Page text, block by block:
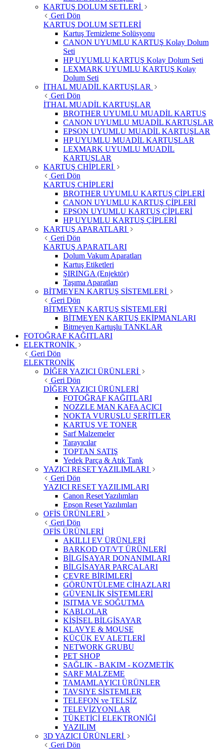
KARTUŞ DOLUM SETLERİ
Geri Dön
KARTUŞ DOLUM SETLERİ
Kartuş Temizleme Solüsyonu
CANON UYUMLU KARTUŞ Kolay Dolum
Seti
HP UYUMLU KARTUŞ Kolay Dolum Seti
LEXMARK UYUMLU KARTUŞ Kolay
Dolum Seti
İTHAL MUADİL KARTUŞLAR
Geri Dön
İTHAL MUADİL KARTUŞLAR
BROTHER UYUMLU MUADİL KARTUŞ
CANON UYUMLU MUADİL KARTUŞLAR
EPSON UYUMLU MUADİL KARTUŞLAR
HP UYUMLU MUADİL KARTUŞLAR
LEXMARK UYUMLU MUADİL
KARTUŞLAR
KARTUŞ CHİPLERİ
Geri Dön
KARTUŞ CHİPLERİ
BROTHER UYUMLU KARTUŞ ÇİPLERİ
CANON UYUMLU KARTUŞ ÇİPLERİ
EPSON UYUMLU KARTUŞ ÇİPLERİ
HP UYUMLU KARTUŞ ÇİPLERİ
KARTUŞ APARATLARI
Geri Dön
KARTUŞ APARATLARI
Dolum Vakum Aparatları
Kartuş Etiketleri
ŞIRINGA (Enjektör)
Taşıma Aparatları
BİTMEYEN KARTUŞ SİSTEMLERİ
Geri Dön
BİTMEYEN KARTUŞ SİSTEMLERİ
BİTMEYEN KARTUŞ EKİPMANLARI
Bitmeyen Kartuşlu TANKLAR
FOTOĞRAF KAĞITLARI
ELEKTRONİK
Geri Dön
ELEKTRONİK
DİĞER YAZICI ÜRÜNLERİ
Geri Dön
DİĞER YAZICI ÜRÜNLERİ
FOTOĞRAF KAĞITLARI
NOZZLE MAN KAFA AÇICI
NOKTA VURUŞLU ŞERİTLER
KARTUŞ VE TONER
Sarf Malzemeler
Tarayıcılar
TOPTAN SATIŞ
Yedek Parça & Atık Tank
YAZICI RESET YAZILIMLARI
Geri Dön
YAZICI RESET YAZILIMLARI
Canon Reset Yazılımları
Epson Reset Yazılımları
OFİS ÜRÜNLERİ
Geri Dön
OFİS ÜRÜNLERİ
AKILLI EV ÜRÜNLERİ
BARKOD OT/VT ÜRÜNLERİ
BİLGİSAYAR DONANIMLARI
BİLGİSAYAR PARÇALARI
ÇEVRE BİRİMLERİ
GÖRÜNTÜLEME CİHAZLARI
GÜVENLİK SİSTEMLERİ
ISITMA VE SOĞUTMA
KABLOLAR
KİŞİSEL BİLGİSAYAR
KLAVYE & MOUSE
KÜÇÜK EV ALETLERİ
NETWORK GRUBU
PET SHOP
SAĞLIK - BAKIM - KOZMETİK
SARF MALZEME
TAMAMLAYICI ÜRÜNLER
TAVSIYE SİSTEMLER
TELEFON ve TELSİZ
TELEVİZYONLAR
TÜKETİCİ ELEKTRONİĞİ
YAZILIM
3D YAZICI ÜRÜNLERİ
Geri Dön